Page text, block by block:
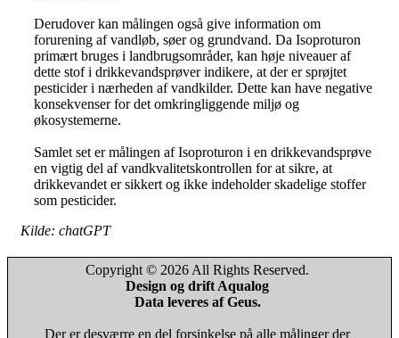
Derudover kan målingen også give information om
forurening af vandløb, søer og grundvand. Da Isoproturon
primært bruges i landbrugsområder, kan høje niveauer af
dette stof i drikkevandsprøver indikere, at der er sprøjtet
pesticider i nærheden af vandkilder. Dette kan have negative
konsekvenser for det omkringliggende miljø og
økosystemerne.
Samlet set er målingen af Isoproturon i en drikkevandsprøve
en vigtig del af vandkvalitetskontrollen for at sikre, at
drikkevandet er sikkert og ikke indeholder skadelige stoffer
som pesticider.
Kilde: chatGPT
Copyright © 2026 All Rights Reserved.
Design og drift Aqualog
Data leveres af Geus.
Der er desværre en del forsinkelse på alle målinger der